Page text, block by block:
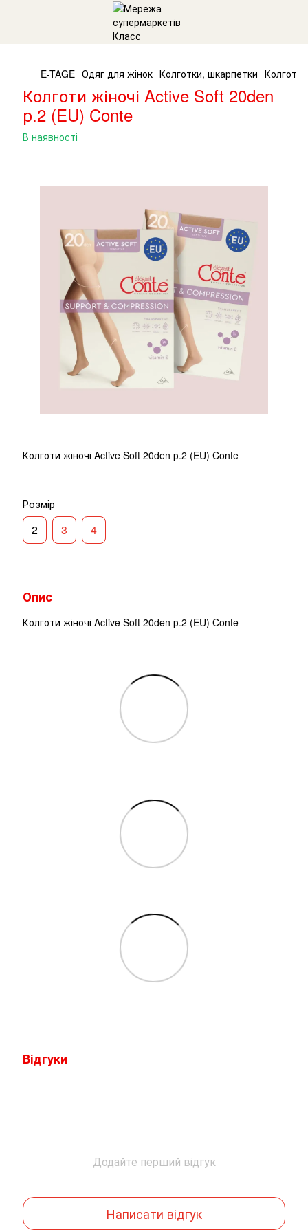
E-TAGE Одяг для жінок Колготки, шкарпетки Колготи
Колготи жіночі Active Soft 20den
р.2 (EU) Conte
В наявності
Колготи жіночі Active Soft 20den р.2 (EU) Conte
Розмір
2 3 4
Опис
Колготи жіночі Active Soft 20den р.2 (EU) Conte
Відгуки
Додайте перший відгук
Написати відгук